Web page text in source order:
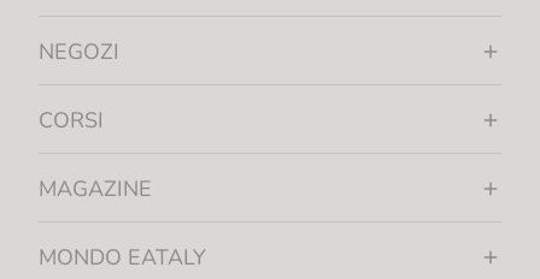
NEGOZI
CORSI
MAGAZINE
MONDO EATALY